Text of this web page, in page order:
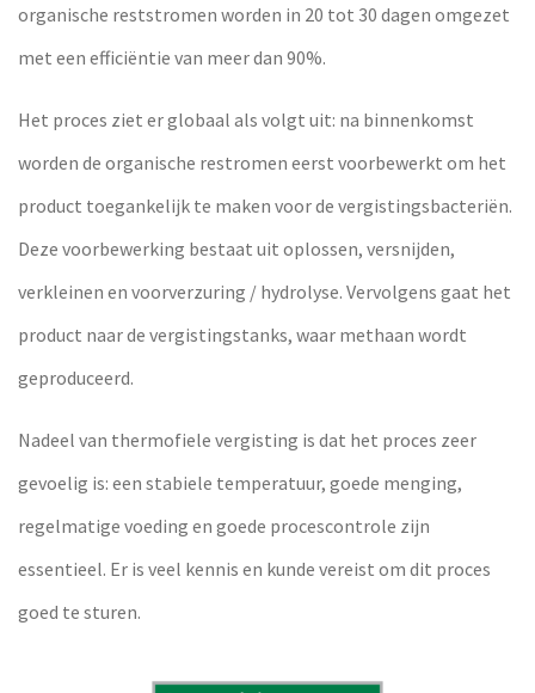
organische reststromen worden in 20 tot 30 dagen omgezet
met een efficiëntie van meer dan 90%.
Het proces ziet er globaal als volgt uit: na binnenkomst
worden de organische restromen eerst voorbewerkt om het
product toegankelijk te maken voor de vergistingsbacteriën.
Deze voorbewerking bestaat uit oplossen, versnijden,
verkleinen en voorverzuring / hydrolyse. Vervolgens gaat het
product naar de vergistingstanks, waar methaan wordt
geproduceerd.
Nadeel van thermofiele vergisting is dat het proces zeer
gevoelig is: een stabiele temperatuur, goede menging,
regelmatige voeding en goede procescontrole zijn
essentieel. Er is veel kennis en kunde vereist om dit proces
goed te sturen.